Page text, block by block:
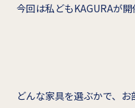
今回は私どもKAGURAが開
どんな家具を選ぶかで、